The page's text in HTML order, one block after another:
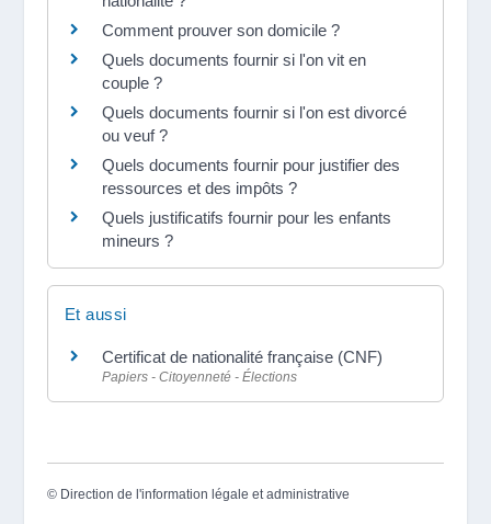
Comment prouver son domicile ?
Quels documents fournir si l'on vit en
couple ?
Quels documents fournir si l'on est divorcé
ou veuf ?
Quels documents fournir pour justifier des
ressources et des impôts ?
Quels justificatifs fournir pour les enfants
mineurs ?
Et aussi
Certificat de nationalité française (CNF)
Papiers - Citoyenneté - Élections
© Direction de l'information légale et administrative